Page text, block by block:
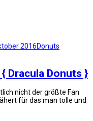
2016Donuts
Dracula Donuts }
nicht der größte Fan
für das man tolle und